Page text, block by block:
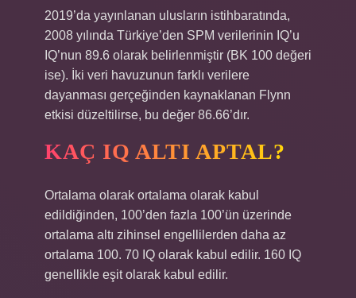
2019’da yayınlanan ulusların istihbaratında,
2008 yılında Türkiye’den SPM verilerinin IQ’u
IQ’nun 89.6 olarak belirlenmiştir (BK 100 değeri
ise). İki veri havuzunun farklı verilere
dayanması gerçeğinden kaynaklanan Flynn
etkisi düzeltilirse, bu değer 86.66’dır.
KAÇ IQ ALTI APTAL?
Ortalama olarak ortalama olarak kabul
edildiğinden, 100’den fazla 100’ün üzerinde
ortalama altı zihinsel engellilerden daha az
ortalama 100. 70 IQ olarak kabul edilir. 160 IQ
genellikle eşit olarak kabul edilir.